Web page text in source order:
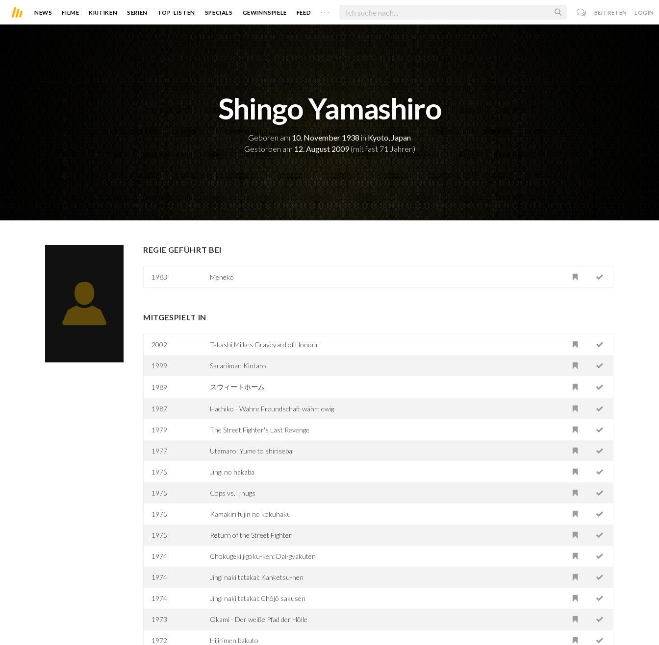
NEWS FILME KRITIKEN SERIEN TOP-LISTEN SPECIALS GEWINNSPIELE FEED . . . BEITRETEN LOGIN
Shingo Yamashiro
Geboren am 10. November 1938 in Kyoto, Japan
Gestorben am 12. August 2009(mit fast 71 Jahren)
REGIE GEFÜHRT BEI
1983 Meneko
MITGESPIELT IN
2002 Takashi Miikes:Graveyard of Honour
1999 Sarariiman Kintaro
1989 スウィートホーム
1987 Hachiko - Wahre Freundschaft währt ewig
1979 The Street Fighter's Last Revenge
1977 Utamaro: Yume to shiriseba
1975 Jingi no hakaba
1975 Cops vs. Thugs
1975 Kamakiri fujin no kokuhaku
1975 Return of the Street Fighter
1974 Chokugeki jigoku-ken: Dai-gyakuten
1974 Jingi naki tatakai: Kanketsu-hen
1974 Jingi naki tatakai: Chôjô sakusen
1973 Okami - Der weiße Pfad der Hölle
1972 Hijirimen bakuto